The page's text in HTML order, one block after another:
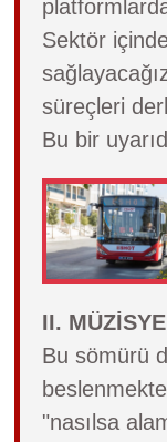
Sektör
süreçleri
Bu bir
II.
Bu sömürü
"nasılsa